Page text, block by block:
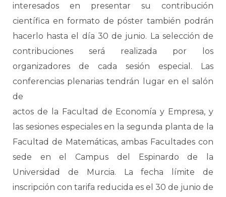
interesados en presentar su contribución
científica en formato de póster también podrán
hacerlo hasta el día 30 de junio. La selección de
contribuciones será realizada por los
organizadores de cada sesión especial. Las
conferencias plenarias tendrán lugar en el salón
de
actos de la Facultad de Economía y Empresa, y
las sesiones especiales en la segunda planta de la
Facultad de Matemáticas, ambas Facultades con
sede en el Campus del Espinardo de la
Universidad de Murcia. La fecha límite de
inscripción con tarifa reducida es el 30 de junio de